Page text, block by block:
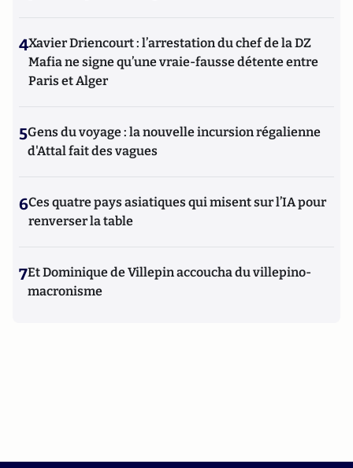
4Xavier Driencourt : l’arrestation du chef de la DZ
Mafia ne signe qu’une vraie-fausse détente entre
Paris et Alger
5Gens du voyage : la nouvelle incursion régalienne
d'Attal fait des vagues
6Ces quatre pays asiatiques qui misent sur l’IA pour
renverser la table
7Et Dominique de Villepin accoucha du villepino-
macronisme